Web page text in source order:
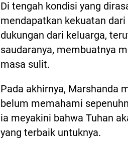
Di tengah kondisi yang
mendapatkan kekuatan
dukungan dari keluarga,
saudaranya, membuatnya
masa sulit.
Pada akhirnya, Marshanda
belum memahami
ia meyakini bahwa Tuhan
yang terbaik untuknya.